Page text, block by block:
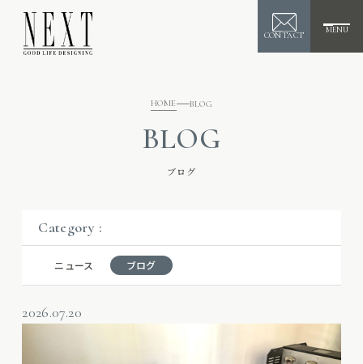
CONTACT
MENU
HOME BLOG
BLOG
ブログ
Category :
ニュース ブログ
2026.07.20